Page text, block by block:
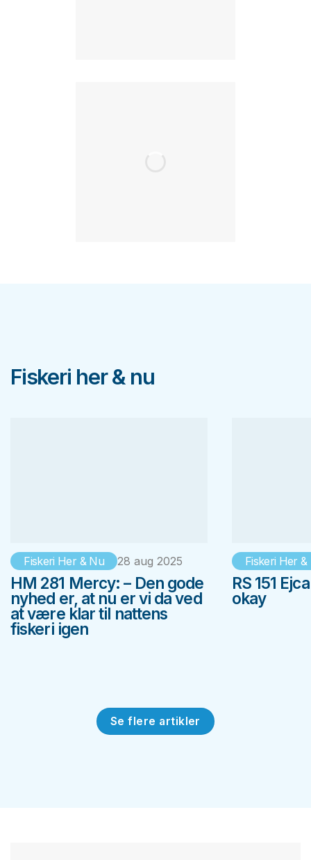
Fiskeri her & nu
Fiskeri Her & Nu 28 aug 2025
HM 281 Mercy: – Den gode
nyhed er, at nu er vi da ved
at være klar til nattens
fiskeri igen
Fiskeri Her &
RS 151
okay
Se flere artikler